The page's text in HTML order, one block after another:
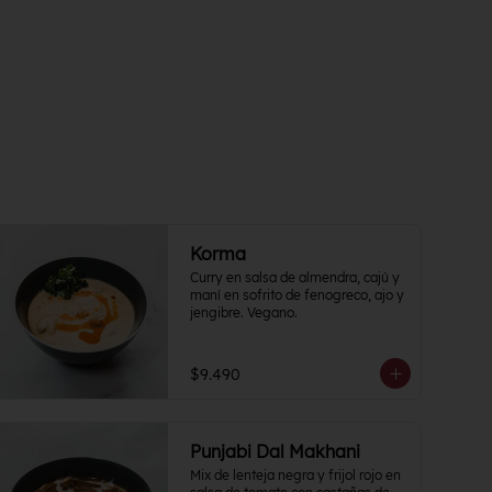
Korma
Curry en salsa de almendra, cajú y
maní en sofrito de fenogreco, ajo y
jengibre. Vegano.
$9.490
Punjabi Dal Makhani
Mix de lenteja negra y frijol rojo en